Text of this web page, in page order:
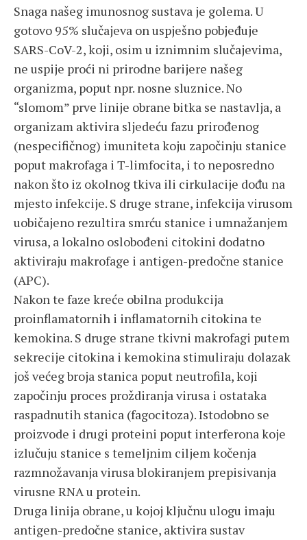
Snaga našeg imunosnog sustava je golema. U
gotovo 95% slučajeva on uspješno pobjeđuje
SARS-CoV-2, koji, osim u iznimnim slučajevima,
ne uspije proći ni prirodne barijere našeg
organizma, poput npr. nosne sluznice. No
“slomom” prve linije obrane bitka se nastavlja, a
organizam aktivira sljedeću fazu prirođenog
(nespecifičnog) imuniteta koju započinju stanice
poput makrofaga i T-limfocita, i to neposredno
nakon što iz okolnog tkiva ili cirkulacije dođu na
mjesto infekcije. S druge strane, infekcija virusom
uobičajeno rezultira smrću stanice i umnažanjem
virusa, a lokalno oslobođeni citokini dodatno
aktiviraju makrofage i antigen-predočne stanice
(APC).
Nakon te faze kreće obilna produkcija
proinflamatornih i inflamatornih citokina te
kemokina. S druge strane tkivni makrofagi putem
sekrecije citokina i kemokina stimuliraju dolazak
još većeg broja stanica poput neutrofila, koji
započinju proces proždiranja virusa i ostataka
raspadnutih stanica (fagocitoza). Istodobno se
proizvode i drugi proteini poput interferona koje
izlučuju stanice s temeljnim ciljem kočenja
razmnožavanja virusa blokiranjem prepisivanja
virusne RNA u protein.
Druga linija obrane, u kojoj ključnu ulogu imaju
antigen-predočne stanice, aktivira sustav